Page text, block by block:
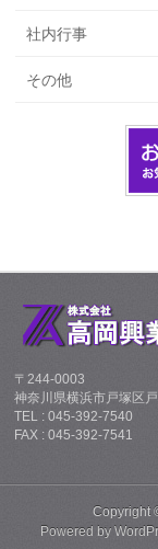
社内行事
その他
〒244-0003
神奈川県横浜市戸塚区
TEL : 045-392-7540
FAX : 045-392-7541
Copyright
Powered by